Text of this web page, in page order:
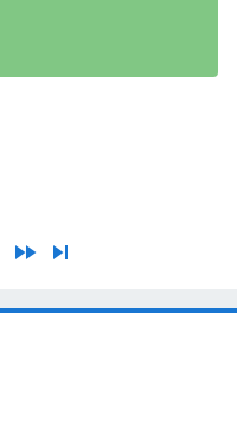
fast_forward skip_next